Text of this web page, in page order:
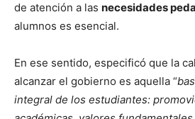
de atención a las necesidades
alumnos es esencial.
En ese sentido, especificó que la
alcanzar el gobierno es aquella “
integral de los estudiantes: